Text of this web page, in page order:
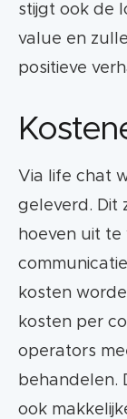
stijgt ook de
value en
positieve
Via life chat
geleverd. Dit
hoeven uit
kosten
kosten per
operators
behandelen.
ook